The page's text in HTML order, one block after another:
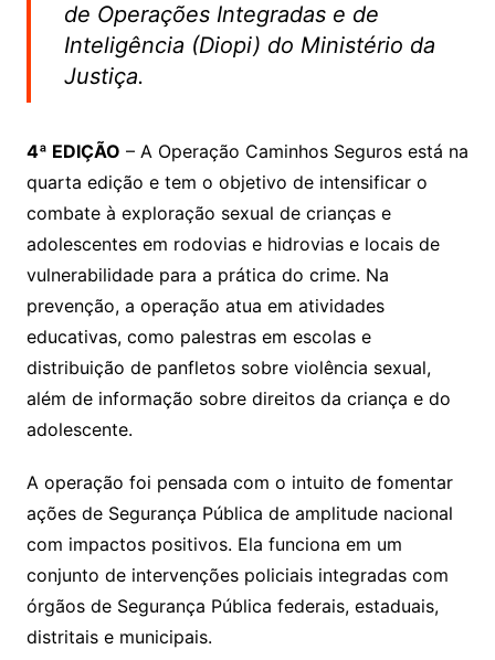
de Operações Integradas e de
Inteligência (Diopi) do Ministério da
Justiça.
4ª EDIÇÃO – A Operação Caminhos Seguros está na
quarta edição e tem o objetivo de intensificar o
combate à exploração sexual de crianças e
adolescentes em rodovias e hidrovias e locais de
vulnerabilidade para a prática do crime. Na
prevenção, a operação atua em atividades
educativas, como palestras em escolas e
distribuição de panfletos sobre violência sexual,
além de informação sobre direitos da criança e do
adolescente.
A operação foi pensada com o intuito de fomentar
ações de Segurança Pública de amplitude nacional
com impactos positivos. Ela funciona em um
conjunto de intervenções policiais integradas com
órgãos de Segurança Pública federais, estaduais,
distritais e municipais.